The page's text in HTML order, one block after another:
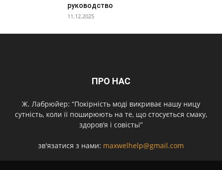
руководство
11.12.2025
ПРО НАС
Ж. Лабрюйер: “Покірність моді викриває нашу ницу
сутність, коли її поширюють на те, що стосується смаку,
здоров’я і совістьі”
зв'язатися з нами: maxwelhelp@gmail.com